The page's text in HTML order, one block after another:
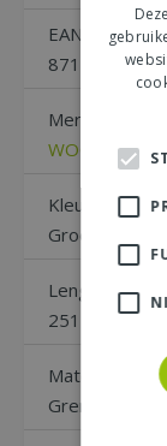
EAN code
Merk
WOODVISION
Kleur
Groen
Lengte
251 tot 300 cm
Materiaal
Grenen